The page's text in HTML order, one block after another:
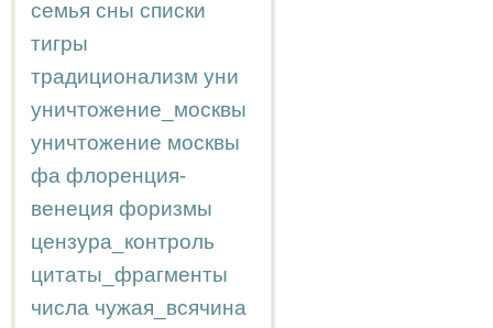
семья сны списки
тигры
традиционализм уни
уничтожение_москвы
уничтожение москвы
фа флоренция-
венеция форизмы
цензура_контроль
цитаты_фрагменты
числа чужая_всячина